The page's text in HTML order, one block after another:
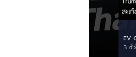
EV
3 ชั่